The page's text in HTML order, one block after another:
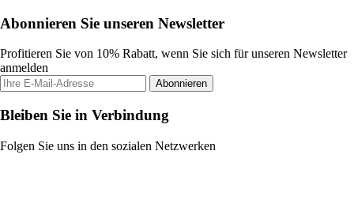
Abonnieren Sie unseren Newsletter
Profitieren Sie von 10% Rabatt, wenn Sie sich für unseren Newsletter
anmelden
Abonnieren
Bleiben Sie in Verbindung
Folgen Sie uns in den sozialen Netzwerken